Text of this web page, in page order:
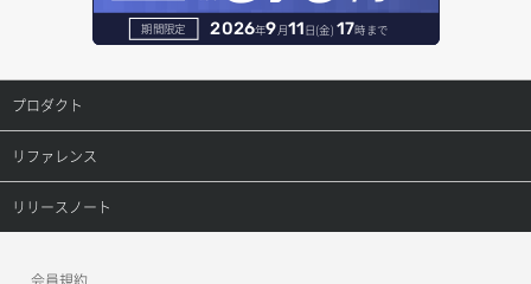
オブジェクト削除予約
オブジェクト複製
オブジェクト詳細取得
コンテナ一覧取得
コンテナ作成
レコード更新
レコード詳細取得
期間限定 2026年9月11日(金) 17時まで
プロダクト
プロダクトトップ
ConoHa VPS(Ver.3.0)
リファレンス
リファレンストップ
リリースノート